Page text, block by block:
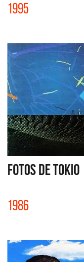
1995
FOTOS DE TOKIO
1986